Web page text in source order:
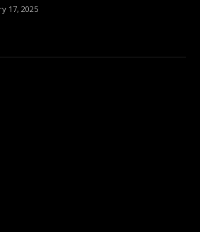
17, 2025